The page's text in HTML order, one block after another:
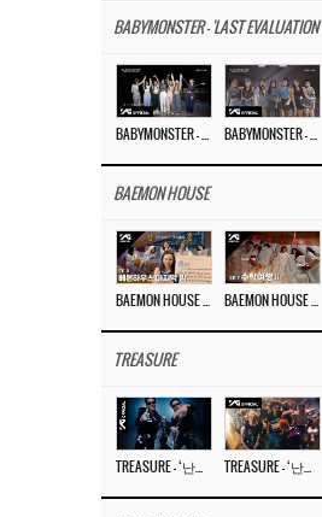
BABYMONSTER - 'LAST EVALUATION'
BAEMON HOUSE
TREASURE